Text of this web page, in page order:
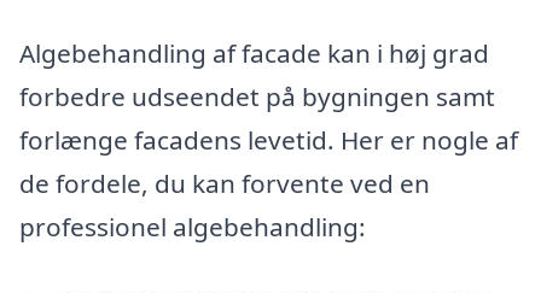
Algebehandling af facade kan i høj grad
forbedre udseendet på bygningen samt
forlænge facadens levetid. Her er nogle af
de fordele, du kan forvente ved en
professionel algebehandling: